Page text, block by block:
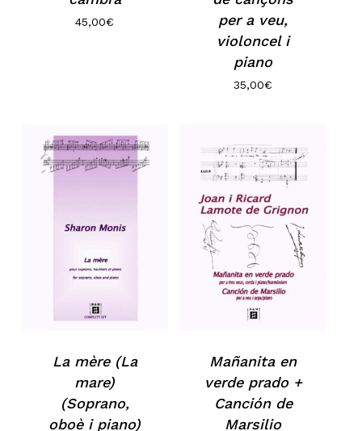
No hi ha productes a la cistella.
Go to shop
45,00€
per a veu,
violoncel i
piano
35,00€
La mère (La
mare)
(Soprano,
oboè i piano)
Mañanita en
verde prado +
Canción de
Marsilio